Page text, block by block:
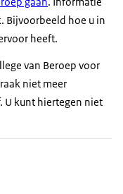
Bijvoorbeeld hoe u in
heeft.
van Beroep voor
niet meer
U kunt hiertegen niet